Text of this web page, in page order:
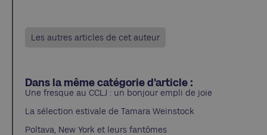
Les autres articles de cet auteur
Dans la même catégorie d'article :
Une fresque au CCLJ : un bonjour empli de joie
La sélection estivale de Tamara Weinstock
Poltava, New York et leurs fantômes